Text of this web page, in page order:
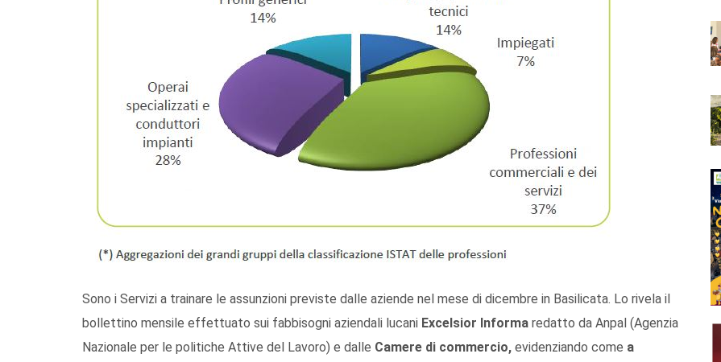
Sono i Servizi a trainare le assunzioni previste dalle aziende nel mese di dicembre in Basilicata. Lo rivela il
bollettino mensile effettuato sui fabbisogni aziendali lucani Excelsior Informa redatto da Anpal (Agenzia
Nazionale per le politiche Attive del Lavoro) e dalle Camere di commercio, evidenziando come a